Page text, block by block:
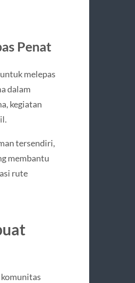
Penat
melepas
dalam
kegiatan
tersendiri,
membantu
rute